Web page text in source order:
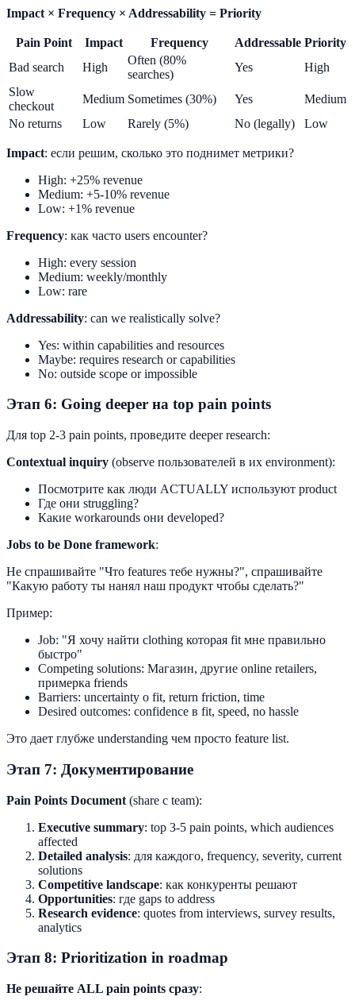
Impact × Frequency × Addressability = Priority
Pain Point Impact Frequency Addressable Priority
Bad search
High
Often (80%
searches)
Yes
High
Slow
checkout
Medium Sometimes (30%) Yes
Medium
No returns
Low Rarely (5%) No (legally) Low
Impact: если решим, сколько это поднимет метрики?
High: +25% revenue
Medium: +5-10% revenue
Low: +1% revenue
Frequency: как часто users encounter?
High: every session
Medium: weekly/monthly
Low: rare
Addressability: can we realistically solve?
Yes: within capabilities and resources
Maybe: requires research or capabilities
No: outside scope or impossible
Этап 6: Going deeper на top pain points
Для top 2-3 pain points, проведите deeper research:
Contextual inquiry (observe пользователей в их environment):
Посмотрите как люди ACTUALLY используют product
Где они struggling?
Какие workarounds они developed?
Jobs to be Done framework:
Не спрашивайте "Что features тебе нужны?", спрашивайте
"Какую работу ты нанял наш продукт чтобы сделать?"
Пример:
Job: "Я хочу найти clothing которая fit мне правильно
быстро"
Competing solutions: Магазин, другие online retailers,
примерка friends
Barriers: uncertainty о fit, return friction, time
Desired outcomes: confidence в fit, speed, no hassle
Это дает глубже understanding чем просто feature list.
Этап 7: Документирование
Pain Points Document (share с team):
Executive summary: top 3-5 pain points, which audiences
affected
Detailed analysis: для каждого, frequency, severity, current
solutions
Competitive landscape: как конкуренты решают
Opportunities: где gaps to address
Research evidence: quotes from interviews, survey results,
analytics
Этап 8: Prioritization in roadmap
Не решайте ALL pain points сразу: